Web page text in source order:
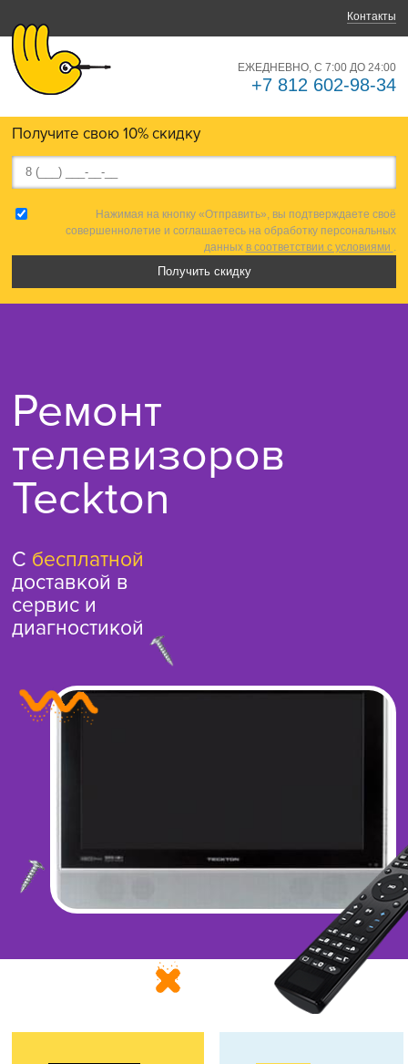
Контакты
ЕЖЕДНЕВНО, С 7:00 ДО 24:00
+7 812 602-98-34
Получите свою 10% скидку
Нажимая на кнопку «Отправить», вы подтверждаете своё
совершеннолетие и соглашаетесь на обработку персональных
данных в соответствии с условиями .
Ремонт
телевизоров
Teckton
С бесплатной
доставкой в
сервис и
диагностикой